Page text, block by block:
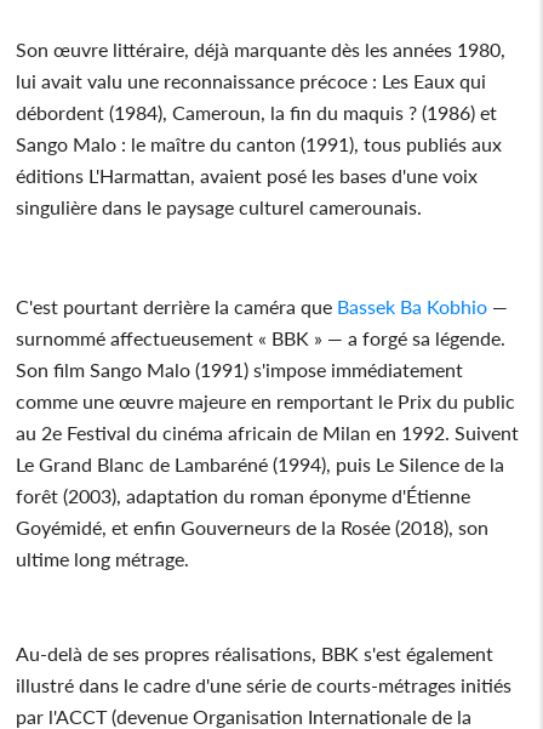
Son œuvre littéraire, déjà marquante dès les années 1980,
lui avait valu une reconnaissance précoce : Les Eaux qui
débordent (1984), Cameroun, la fin du maquis ? (1986) et
Sango Malo : le maître du canton (1991), tous publiés aux
éditions L'Harmattan, avaient posé les bases d'une voix
singulière dans le paysage culturel camerounais.
C'est pourtant derrière la caméra que Bassek Ba Kobhio —
surnommé affectueusement « BBK » — a forgé sa légende.
Son film Sango Malo (1991) s'impose immédiatement
comme une œuvre majeure en remportant le Prix du public
au 2e Festival du cinéma africain de Milan en 1992. Suivent
Le Grand Blanc de Lambaréné (1994), puis Le Silence de la
forêt (2003), adaptation du roman éponyme d'Étienne
Goyémidé, et enfin Gouverneurs de la Rosée (2018), son
ultime long métrage.
Au-delà de ses propres réalisations, BBK s'est également
illustré dans le cadre d'une série de courts-métrages initiés
par l'ACCT (devenue Organisation Internationale de la